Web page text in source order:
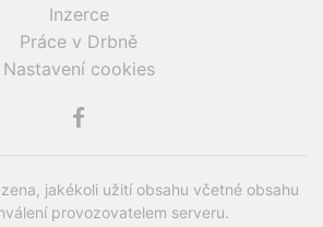
Inzerce
Práce v Drbně
Nastavení cookies
jakékoli užití obsahu včetné obsahu
provozovatelem serveru.